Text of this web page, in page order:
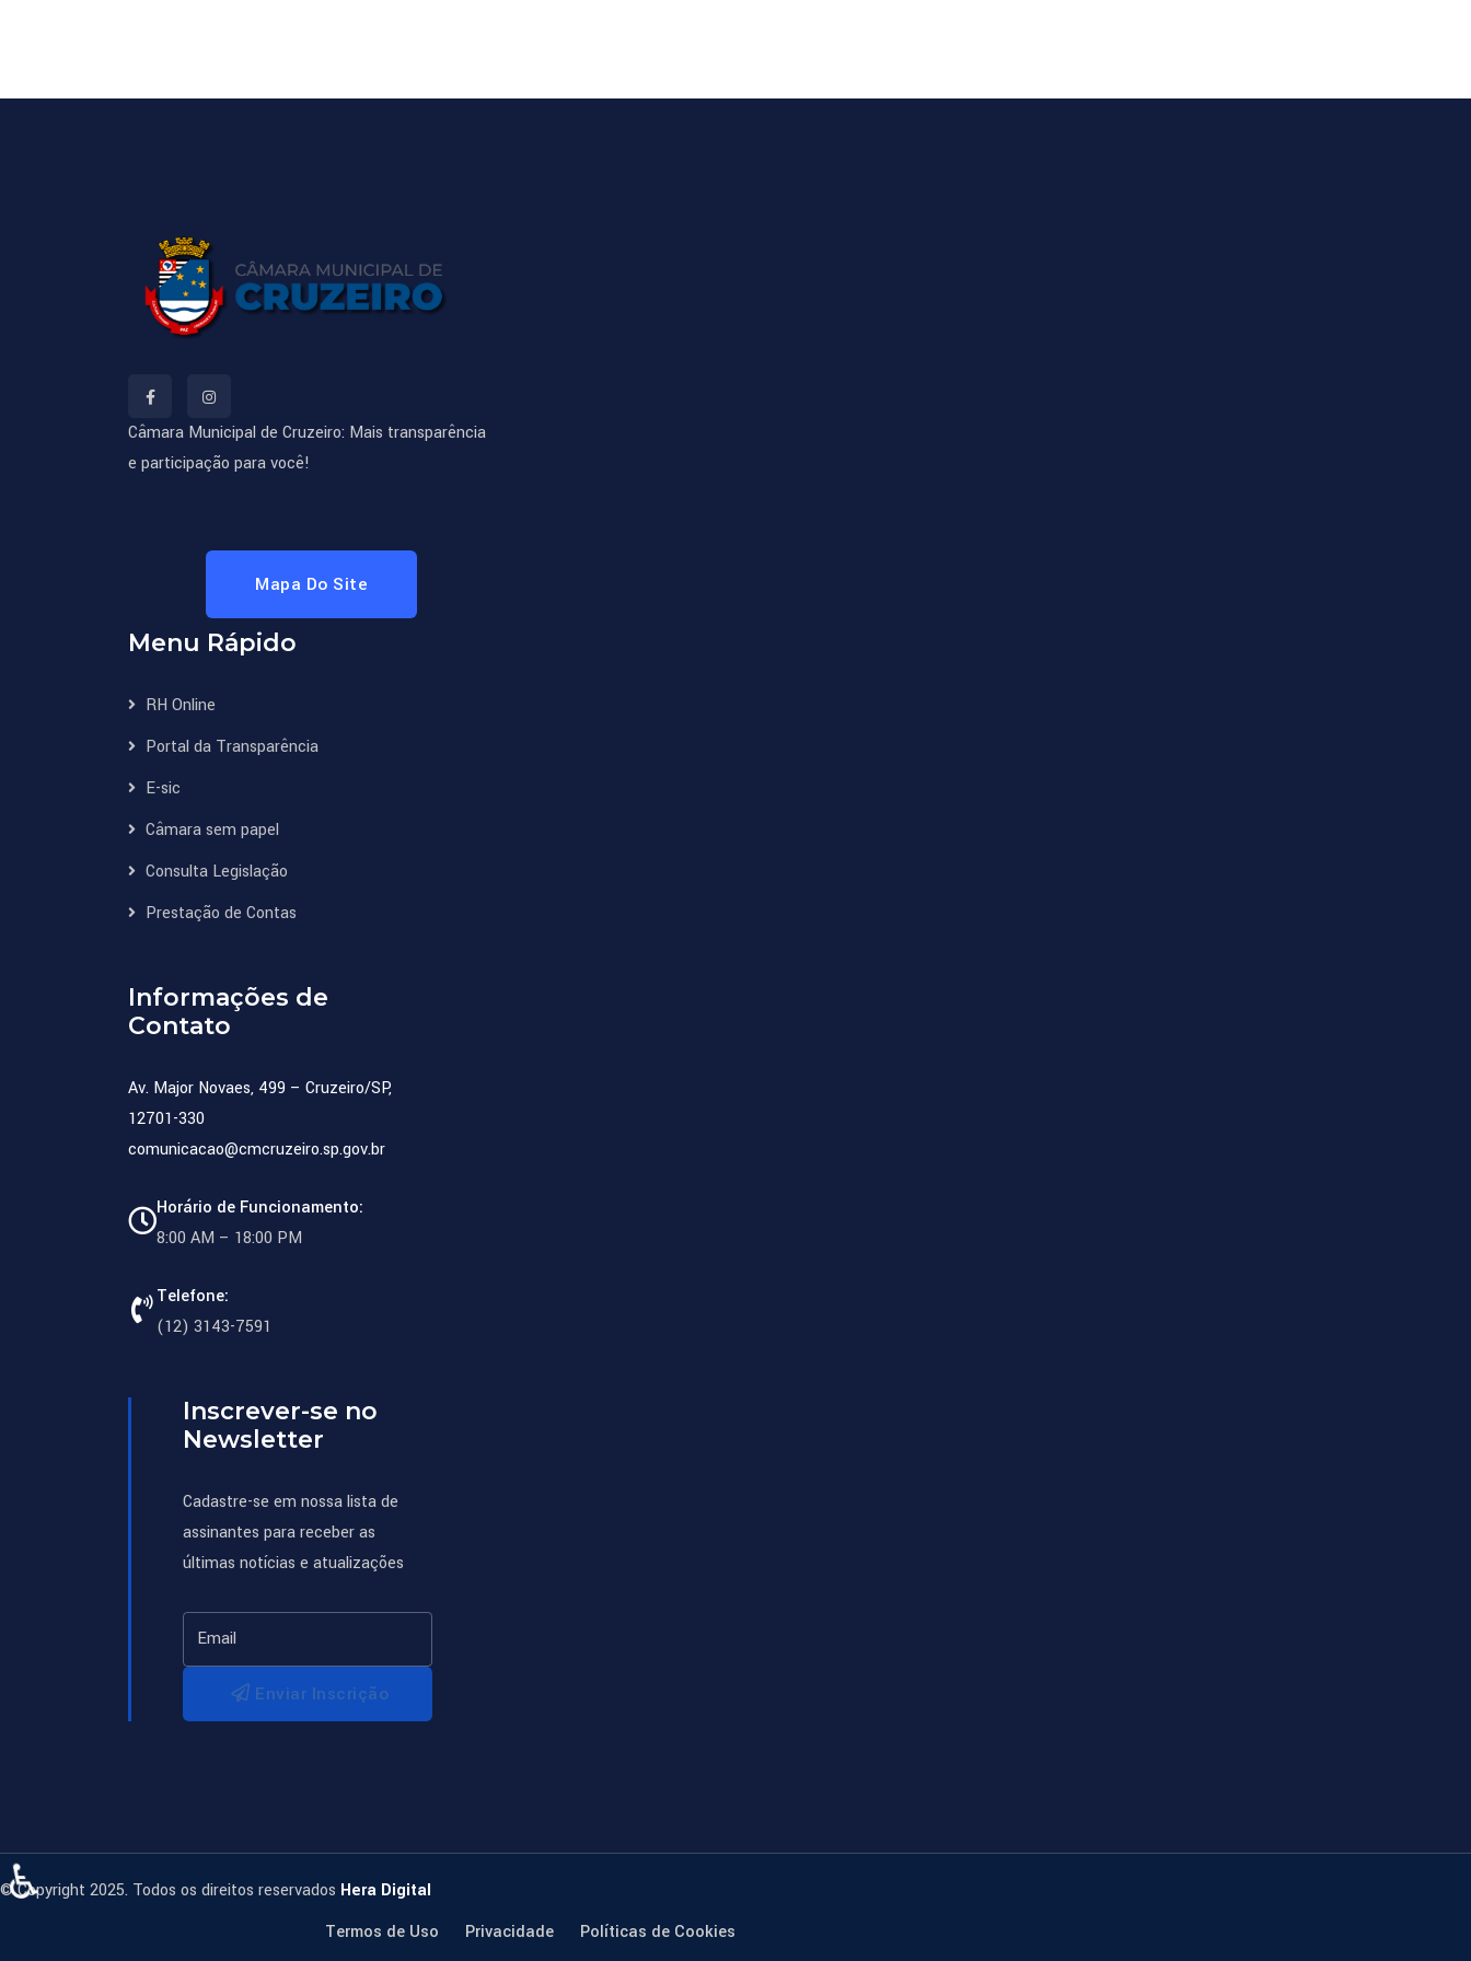
Câmara Municipal de Cruzeiro: Mais transparência
e participação para você!
Mapa Do Site
Menu Rápido
RH Online
Portal da Transparência
E-sic
Câmara sem papel
Consulta Legislação
Prestação de Contas
Informações de
Contato
Av. Major Novaes, 499 – Cruzeiro/SP,
12701-330
comunicacao@cmcruzeiro.sp.gov.br
Horário de Funcionamento:
8:00 AM – 18:00 PM
Telefone:
(12) 3143-7591
Inscrever-se no
Newsletter
Cadastre-se em nossa lista de
assinantes para receber as
últimas notícias e atualizações
Enviar Inscrição
© Copyright 2025. Todos os direitos reservados Hera Digital
Termos de Uso
Privacidade Políticas de Cookies